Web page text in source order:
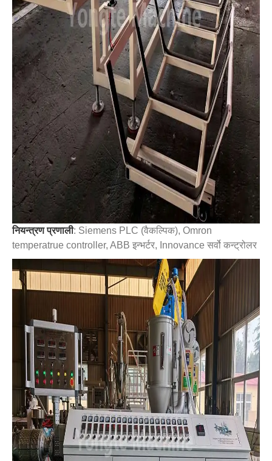
नियन्त्रण प्रणाली: Siemens PLC (वैकल्पिक), Omron
temperatrue controller, ABB इन्भर्टर, Innovance सर्वो कन्ट्रोलर